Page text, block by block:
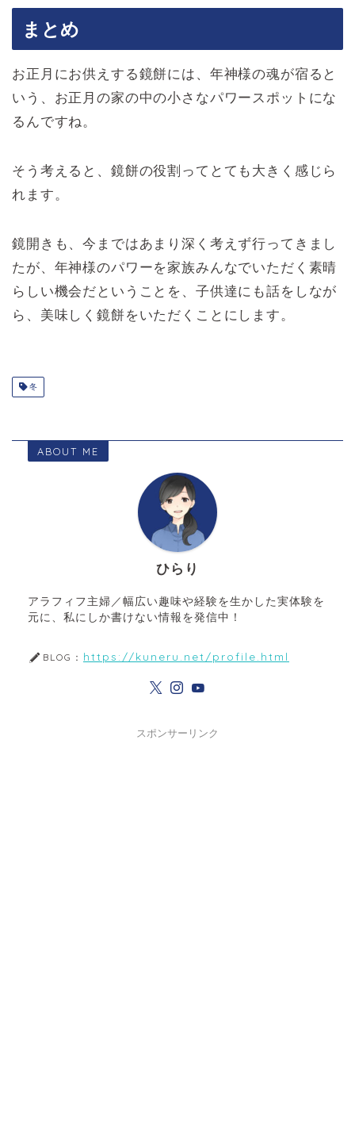
まとめ
お正月にお供えする鏡餅には、年神様の魂が宿ると
いう、お正月の家の中の小さなパワースポットにな
るんですね。
そう考えると、鏡餅の役割ってとても大きく感じら
れます。
鏡開きも、今まではあまり深く考えず行ってきまし
たが、年神様のパワーを家族みんなでいただく素晴
らしい機会だということを、子供達にも話をしなが
ら、美味しく鏡餅をいただくことにします。
冬
ABOUT ME
ひらり
アラフィフ主婦／幅広い趣味や経験を生かした実体験を
元に、私にしか書けない情報を発信中！
BLOG： https://kuneru.net/profile.html
スポンサーリンク